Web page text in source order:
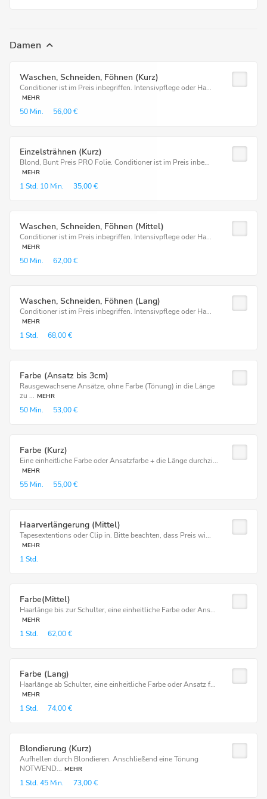
Damen
Waschen, Schneiden, Föhnen (Kurz)
Conditioner ist im Preis inbegriffen. Intensivpflege oder Ha...
MEHR
50 Min. 56,00 €
Einzelsträhnen (Kurz)
Blond, Bunt Preis PRO Folie. Conditioner ist im Preis inbe...
MEHR
1 Std. 10 Min. 35,00 €
Waschen, Schneiden, Föhnen (Mittel)
Conditioner ist im Preis inbegriffen. Intensivpflege oder Ha...
MEHR
50 Min. 62,00 €
Waschen, Schneiden, Föhnen (Lang)
Conditioner ist im Preis inbegriffen. Intensivpflege oder Ha...
MEHR
1 Std. 68,00 €
Farbe (Ansatz bis 3cm)
Rausgewachsene Ansätze, ohne Farbe (Tönung) in die Länge
zu ... MEHR
50 Min. 53,00 €
Farbe (Kurz)
Eine einheitliche Farbe oder Ansatzfarbe + die Länge durchzi...
MEHR
55 Min. 55,00 €
Haarverlängerung (Mittel)
Tapesextentions oder Clip in. Bitte beachten, dass Preis wi...
MEHR
1 Std.
Farbe(Mittel)
Haarlänge bis zur Schulter, eine einheitliche Farbe oder Ans...
MEHR
1 Std. 62,00 €
Farbe (Lang)
Haarlänge ab Schulter, eine einheitliche Farbe oder Ansatz f...
MEHR
1 Std. 74,00 €
Blondierung (Kurz)
Aufhellen durch Blondieren. Anschließend eine Tönung
NOTWEND... MEHR
1 Std. 45 Min. 73,00 €